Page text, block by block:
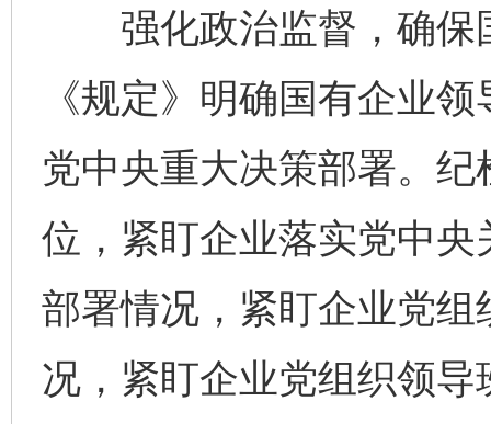
强化政治监督，确保
《规定》明确国有企业
党中央重大决策部署。
位，紧盯企业落实党中
部署情况，紧盯企业党
况，紧盯企业党组织领导